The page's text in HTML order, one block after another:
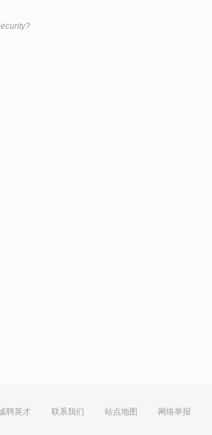
聘英才 联系我们 站点地图 网络举报